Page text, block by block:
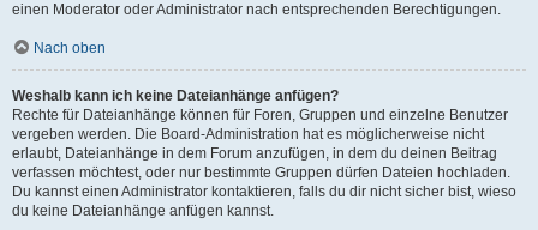
einen Moderator oder Administrator nach entsprechenden Berechtigungen.
Nach oben
Weshalb kann ich keine Dateianhänge anfügen?
Rechte für Dateianhänge können für Foren, Gruppen und einzelne Benutzer
vergeben werden. Die Board-Administration hat es möglicherweise nicht
erlaubt, Dateianhänge in dem Forum anzufügen, in dem du deinen Beitrag
verfassen möchtest, oder nur bestimmte Gruppen dürfen Dateien hochladen.
Du kannst einen Administrator kontaktieren, falls du dir nicht sicher bist, wieso
du keine Dateianhänge anfügen kannst.